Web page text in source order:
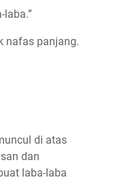
nafas panjang.
di atas
dan
laba-laba